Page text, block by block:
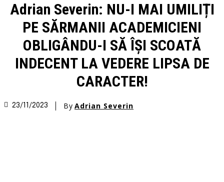
Adrian Severin: NU-I MAI UMILIȚI
PE SĂRMANII ACADEMICIENI
OBLIGÂNDU-I SĂ ÎȘI SCOATĂ
INDECENT LA VEDERE LIPSA DE
CARACTER!
23/11/2023 By Adrian Severin